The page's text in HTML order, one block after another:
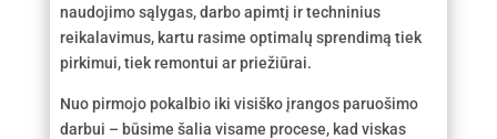
naudojimo sąlygas, darbo apimtį ir techninius
reikalavimus, kartu rasime optimalų sprendimą tiek
pirkimui, tiek remontui ar priežiūrai.
Nuo pirmojo pokalbio iki visiško įrangos paruošimo
darbui – būsime šalia visame procese, kad viskas